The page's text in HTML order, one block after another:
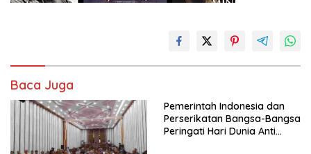
Baca Juga
Pemerintah Indonesia dan
Perserikatan Bangsa-Bangsa
Peringati Hari Dunia Anti